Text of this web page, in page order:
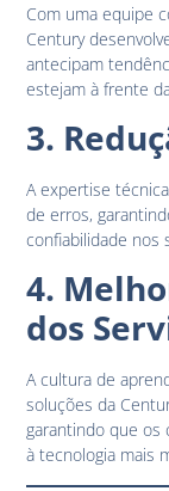
Com uma equipe
Century
antecipam
estejam à frente
3.
A expertise
de erros,
confiabilidade nos
4.
dos
A cultura de
soluções da
garantindo que os
à tecnologia mais